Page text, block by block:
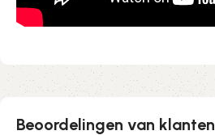
Beoordelingen van klanten